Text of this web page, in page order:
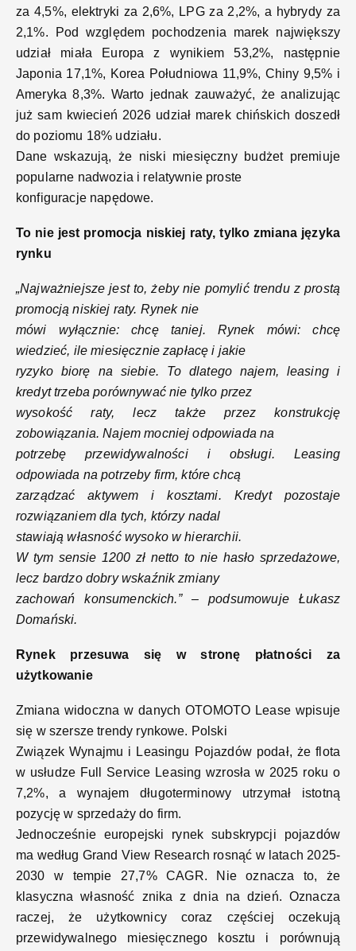
za 4,5%, elektryki za 2,6%, LPG za 2,2%, a hybrydy za
2,1%. Pod względem pochodzenia marek największy
udział miała Europa z wynikiem 53,2%, następnie
Japonia 17,1%, Korea Południowa 11,9%, Chiny 9,5% i
Ameryka 8,3%. Warto jednak zauważyć, że analizując
już sam kwiecień 2026 udział marek chińskich doszedł
do poziomu 18% udziału.
Dane wskazują, że niski miesięczny budżet premiuje
popularne nadwozia i relatywnie proste
konfiguracje napędowe.
To nie jest promocja niskiej raty, tylko zmiana języka
rynku
„Najważniejsze jest to, żeby nie pomylić trendu z prostą
promocją niskiej raty. Rynek nie
mówi wyłącznie: chcę taniej. Rynek mówi: chcę
wiedzieć, ile miesięcznie zapłacę i jakie
ryzyko biorę na siebie. To dlatego najem, leasing i
kredyt trzeba porównywać nie tylko przez
wysokość raty, lecz także przez konstrukcję
zobowiązania. Najem mocniej odpowiada na
potrzebę przewidywalności i obsługi. Leasing
odpowiada na potrzeby firm, które chcą
zarządzać aktywem i kosztami. Kredyt pozostaje
rozwiązaniem dla tych, którzy nadal
stawiają własność wysoko w hierarchii.
W tym sensie 1200 zł netto to nie hasło sprzedażowe,
lecz bardzo dobry wskaźnik zmiany
zachowań konsumenckich.” – podsumowuje Łukasz
Domański.
Rynek przesuwa się w stronę płatności za
użytkowanie
Zmiana widoczna w danych OTOMOTO Lease wpisuje
się w szersze trendy rynkowe. Polski
Związek Wynajmu i Leasingu Pojazdów podał, że flota
w usłudze Full Service Leasing wzrosła w 2025 roku o
7,2%, a wynajem długoterminowy utrzymał istotną
pozycję w sprzedaży do firm.
Jednocześnie europejski rynek subskrypcji pojazdów
ma według Grand View Research rosnąć w latach 2025-
2030 w tempie 27,7% CAGR. Nie oznacza to, że
klasyczna własność znika z dnia na dzień. Oznacza
raczej, że użytkownicy coraz częściej oczekują
przewidywalnego miesięcznego kosztu i porównują